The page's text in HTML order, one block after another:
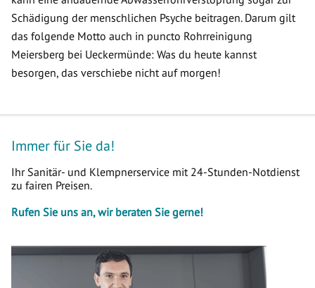
Schädigung der menschlichen Psyche beitragen. Darum gilt
das folgende Motto auch in puncto Rohrreinigung
Meiersberg bei Ueckermünde: Was du heute kannst
besorgen, das verschiebe nicht auf morgen!
Immer für Sie da!
Ihr Sanitär- und Klempnerservice mit 24-Stunden-Notdienst
zu fairen Preisen.
Rufen Sie uns an, wir beraten Sie gerne!